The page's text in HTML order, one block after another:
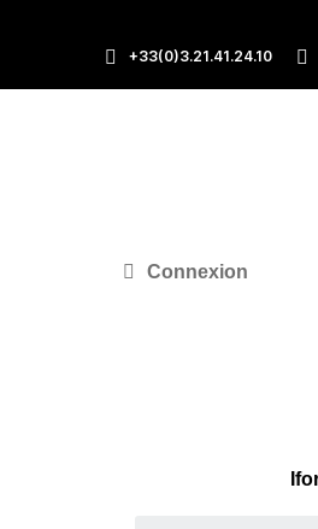
+33(0)3.21.41.24.10
Connexion